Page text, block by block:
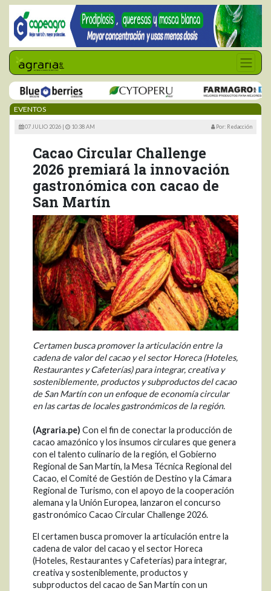
EVENTOS
07 JULIO 2026 | 10:38 AM Por: Redacción
Cacao Circular Challenge
2026 premiará la innovación
gastronómica con cacao de
San Martín
Certamen busca promover la articulación entre la
cadena de valor del cacao y el sector Horeca (Hoteles,
Restaurantes y Cafeterías) para integrar, creativa y
sosteniblemente, productos y subproductos del cacao
de San Martín con un enfoque de economía circular
en las cartas de locales gastronómicos de la región.
(Agraria.pe) Con el fin de conectar la producción de
cacao amazónico y los insumos circulares que genera
con el talento culinario de la región, el Gobierno
Regional de San Martín, la Mesa Técnica Regional del
Cacao, el Comité de Gestión de Destino y la Cámara
Regional de Turismo, con el apoyo de la cooperación
alemana y la Unión Europea, lanzaron el concurso
gastronómico Cacao Circular Challenge 2026.
El certamen busca promover la articulación entre la
cadena de valor del cacao y el sector Horeca
(Hoteles, Restaurantes y Cafeterías) para integrar,
creativa y sosteniblemente, productos y
subproductos del cacao de San Martín con un